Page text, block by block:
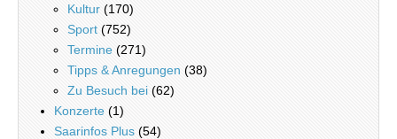
Kultur (170)
Sport (752)
Termine (271)
Tipps & Anregungen (38)
Zu Besuch bei (62)
Konzerte (1)
Saarinfos Plus (54)